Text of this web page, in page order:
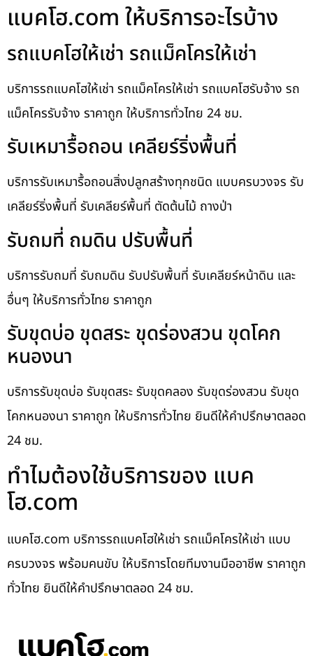
แบคโฮ.com ให้บริการอะไรบ้าง
รถแบคโฮให้เช่า รถแม็คโครให้เช่า
บริการรถแบคโฮให้เช่า รถแม็คโครให้เช่า รถแบคโฮรับจ้าง รถ
แม็คโครรับจ้าง ราคาถูก ให้บริการทั่วไทย 24 ชม.
รับเหมารื้อถอน เคลียร์ริ่งพื้นที่
บริการรับเหมารื้อถอนสิ่งปลูกสร้างทุกชนิด แบบครบวงจร รับ
เคลียร์ริ่งพื้นที่ รับเคลียร์พื้นที่ ตัดต้นไม้ ถางป่า
รับถมที่ ถมดิน ปรับพื้นที่
บริการรับถมที่ รับถมดิน รับปรับพื้นที่ รับเคลียร์หน้าดิน และ
อื่นๆ ให้บริการทั่วไทย ราคาถูก
รับขุดบ่อ ขุดสระ ขุดร่องสวน ขุดโคก
หนองนา
บริการรับขุดบ่อ รับขุดสระ รับขุดคลอง รับขุดร่องสวน รับขุด
โคกหนองนา ราคาถูก ให้บริการทั่วไทย ยินดีให้คำปรึกษาตลอด
24 ชม.
ทำไมต้องใช้บริการของ แบค
โฮ.com
แบคโฮ.com บริการรถแบคโฮให้เช่า รถแม็คโครให้เช่า แบบ
ครบวงจร พร้อมคนขับ ให้บริการโดยทีมงานมืออาชีพ ราคาถูก
ทั่วไทย ยินดีให้คำปรึกษาตลอด 24 ชม.